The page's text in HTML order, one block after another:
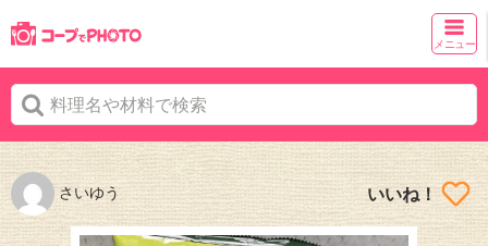
メニュー
さいゆう いいね！